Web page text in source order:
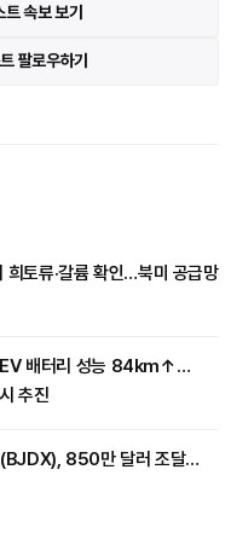
속보 보기
팔로우하기
토류·갈륨 확인…북미 공급망
EV 배터리 성능 84km↑…
추진
(BJDX), 850만 달러 조달…